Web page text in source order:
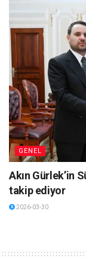
GENEL
Akın Gürlek’in
takip ediyor
2026-03-30